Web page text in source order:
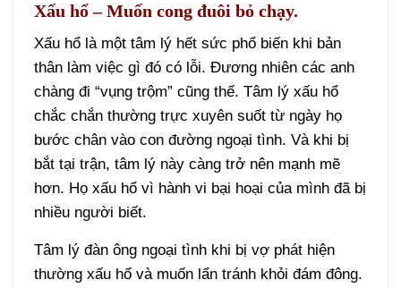
Xấu hổ – Muốn cong đuôi bỏ chạy.
Xấu hổ là một tâm lý hết sức phổ biến khi bản
thân làm việc gì đó có lỗi. Đương nhiên các anh
chàng đi “vụng trộm” cũng thế. Tâm lý xấu hổ
chắc chắn thường trực xuyên suốt từ ngày họ
bước chân vào con đường ngoại tình. Và khi bị
bắt tại trận, tâm lý này càng trở nên mạnh mẽ
hơn. Họ xấu hổ vì hành vi bại hoại của mình đã bị
nhiều người biết.
Tâm lý đàn ông ngoại tình khi bị vợ phát hiện
thường xấu hổ và muốn lẩn tránh khỏi đám đông.